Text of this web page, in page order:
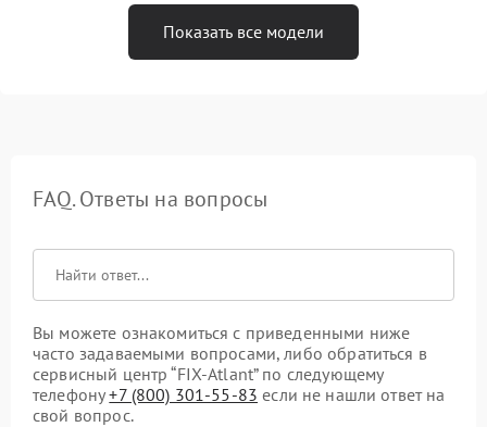
Показать все модели
FAQ. Ответы на вопросы
Вы можете ознакомиться с приведенными ниже
часто задаваемыми вопросами, либо обратиться в
сервисный центр “FIX-Atlant” по следующему
телефону+7 (800) 301-55-83 если не нашли ответ на
свой вопрос.